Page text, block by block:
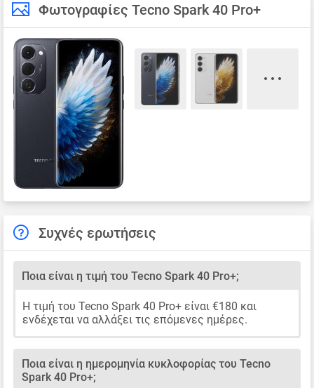
Φωτογραφίες Tecno Spark 40 Pro+
Συχνές ερωτήσεις
Ποια είναι η τιμή του Tecno Spark 40 Pro+;
Η τιμή του Tecno Spark 40 Pro+ είναι €180 και
ενδέχεται να αλλάξει τις επόμενες ημέρες.
Ποια είναι η ημερομηνία κυκλοφορίας του Tecno
Spark 40 Pro+;